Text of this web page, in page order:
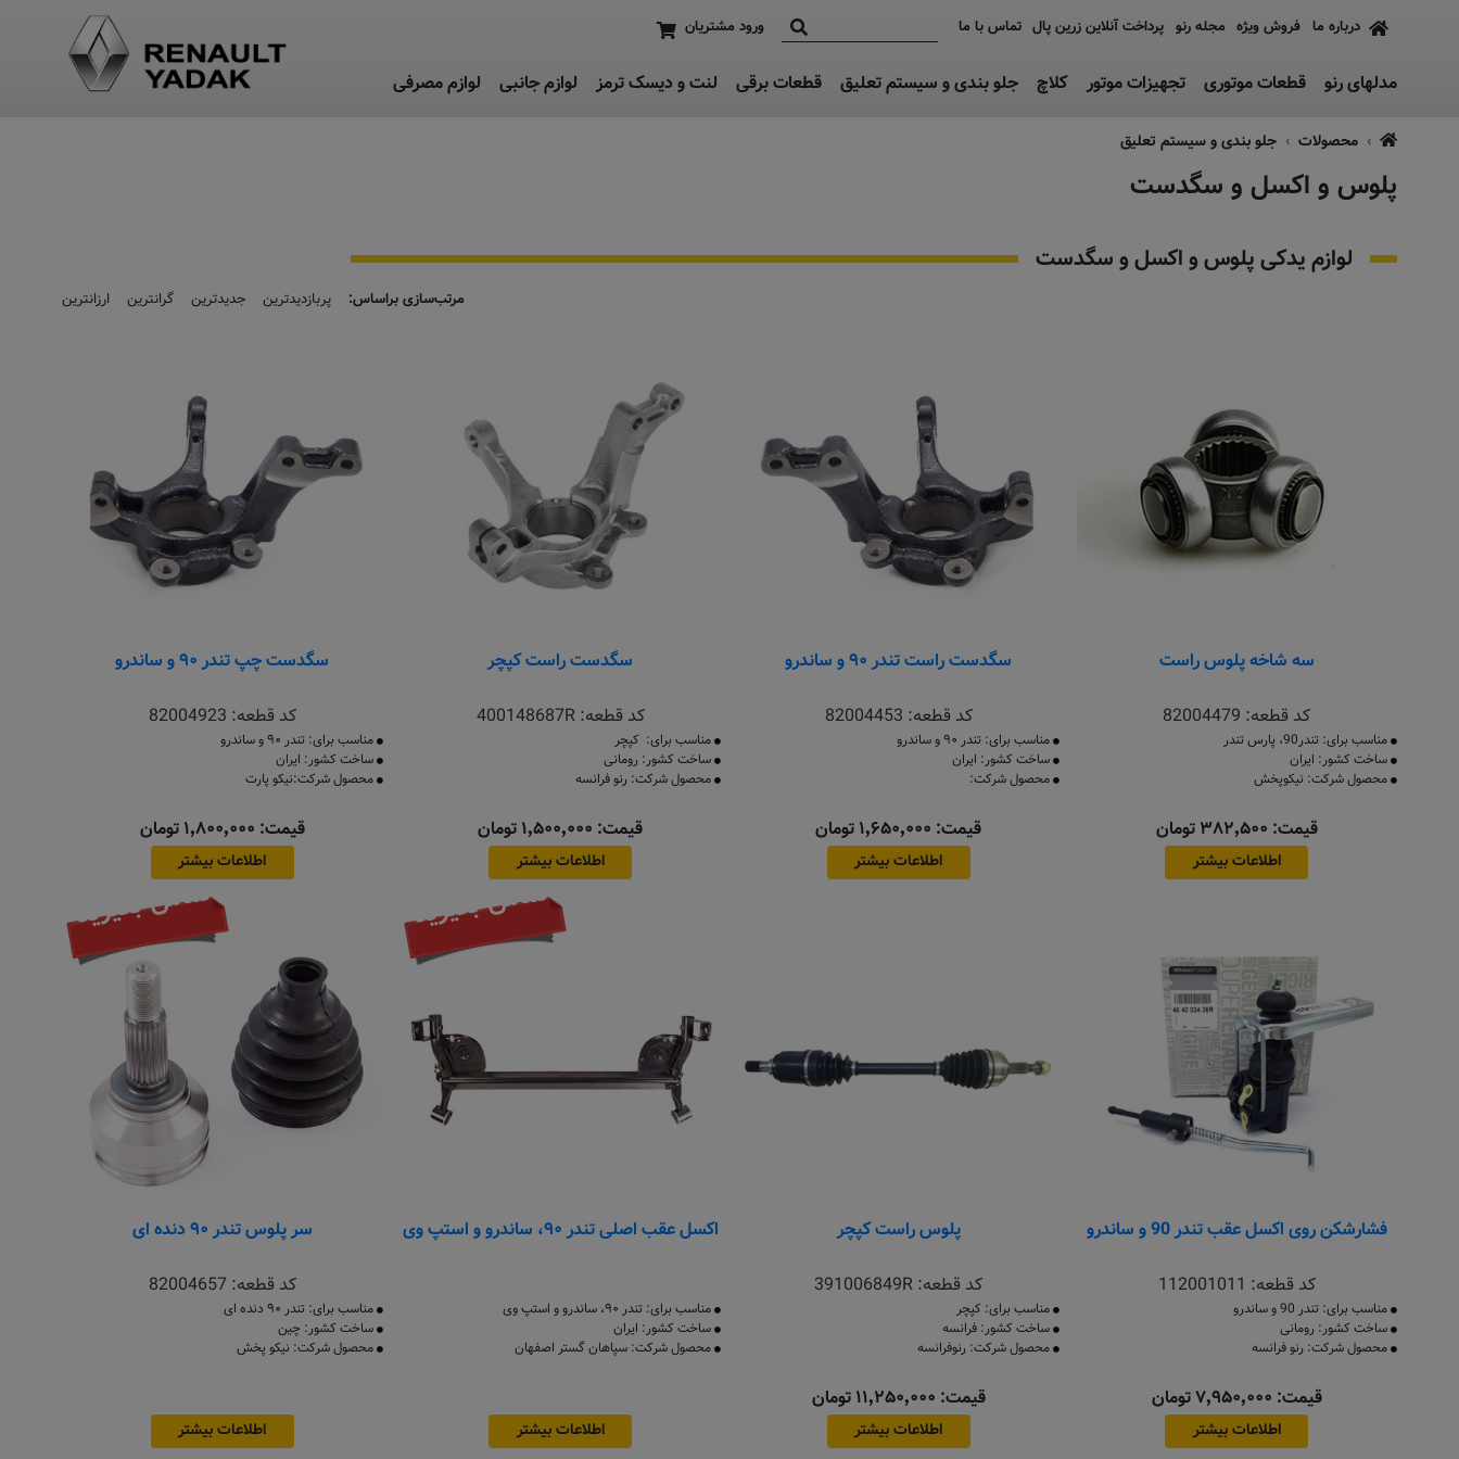
درباره ما فروش ویژه مجله رنو پرداخت آنلاین زرین پال تماس با ما ورود مشتریان
مدلهای رنو قطعات موتوری تجهیزات موتور کلاچ جلو بندی و سیستم تعلیق قطعات برقی لنت و دیسک ترمز لوازم جانبی لوازم مصرفی
محصولات جلو بندی و سیستم تعلیق
پلوس و اکسل و سگدست
لوازم یدکی پلوس و اکسل و سگدست
مرتب‌سازی براساس: پربازدیدترین جدیدترین گرانترین ارزانترین
سه شاخه پلوس راست
کد قطعه: 82004479
مناسب برای: تندر90، پارس تندر
ساخت کشور: ایران
محصول شرکت: نیکوپخش
قیمت: ۳۸۲٬۵۰۰ تومان
اطلاعات بیشتر
سگدست راست تندر ۹۰ و ساندرو
کد قطعه: 82004453
مناسب برای: تندر ۹۰ و ساندرو
ساخت کشور: ایران
محصول شرکت:
قیمت: ۱٬۶۵۰٬۰۰۰ تومان
اطلاعات بیشتر
سگدست راست کپچر
کد قطعه:400148687R
مناسب برای: کپچر
ساخت کشور: رومانی
محصول شرکت: رنو فرانسه
قیمت: ۱٬۵۰۰٬۰۰۰ تومان
اطلاعات بیشتر
سگدست چپ تندر ۹۰ و ساندرو
کد قطعه: 82004923
مناسب برای: تندر ۹۰ و ساندرو
ساخت کشور: ایران
محصول شرکت:نیکو پارت
قیمت: ۱٬۸۰۰٬۰۰۰ تومان
اطلاعات بیشتر
فشارشکن روی اکسل عقب تندر 90 و ساندرو
کد قطعه: 112001011
مناسب برای: تندر 90 و ساندرو
ساخت کشور: رومانی
محصول شرکت: رنو فرانسه
قیمت: ۷٬۹۵۰٬۰۰۰ تومان
اطلاعات بیشتر
پلوس راست کپچر
کد قطعه: 391006849R
مناسب برای: کپچر
ساخت کشور: فرانسه
محصول شرکت: رنوفرانسه
قیمت: ۱۱٬۲۵۰٬۰۰۰ تومان
اطلاعات بیشتر
تماس بگیرید
اکسل عقب اصلی تندر ۹۰، ساندرو و استپ وی
مناسب برای: تندر ۹۰، ساندرو و استپ وی
ساخت کشور: ایران
محصول شرکت: سپاهان گستر اصفهان
اطلاعات بیشتر
تماس بگیرید
سر پلوس تندر ۹۰ دنده ای
کد قطعه: 82004657
مناسب برای: تندر ۹۰ دنده ای
ساخت کشور: چین
محصول شرکت: نیکو پخش
اطلاعات بیشتر